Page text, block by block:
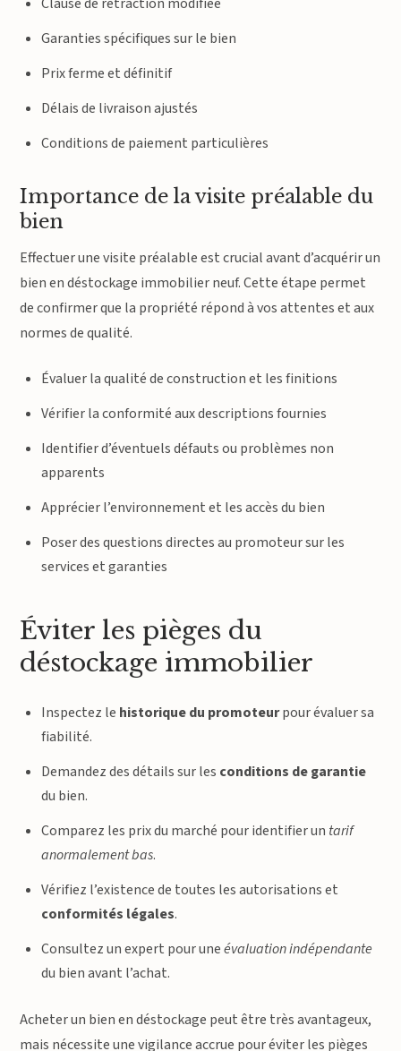
Garanties spécifiques sur le bien
Prix ferme et définitif
Délais de livraison ajustés
Conditions de paiement particulières
Importance de la visite préalable du
bien
Effectuer une visite préalable est crucial avant d’acquérir un
bien en déstockage immobilier neuf. Cette étape permet
de confirmer que la propriété répond à vos attentes et aux
normes de qualité.
Évaluer la qualité de construction et les finitions
Vérifier la conformité aux descriptions fournies
Identifier d’éventuels défauts ou problèmes non
apparents
Apprécier l’environnement et les accès du bien
Poser des questions directes au promoteur sur les
services et garanties
Éviter les pièges du
déstockage immobilier
Inspectez le historique du promoteurpour évaluer sa
fiabilité.
Demandez des détails sur les conditions de garantie
du bien.
Comparez les prix du marché pour identifier un tarif
anormalement bas.
Vérifiez l’existence de toutes les autorisations et
conformités légales.
Consultez un expert pour uneévaluation indépendante
du bien avant l’achat.
Acheter un bien en déstockage peut être très avantageux,
mais nécessite une vigilance accrue pour éviter les pièges